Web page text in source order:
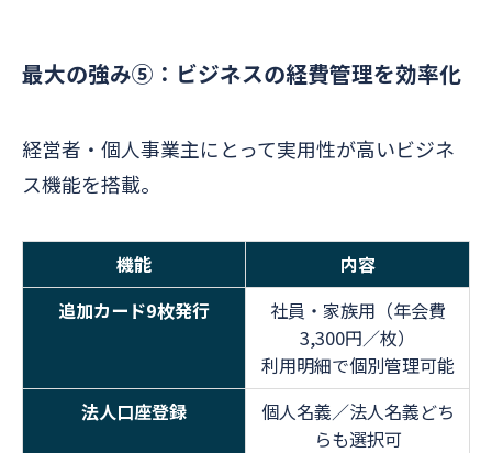
最大の強み⑤：ビジネスの経費管理を効率化
経営者・個人事業主にとって実用性が高いビジネ
ス機能を搭載。
機能
内容
追加カード9枚発行
社員・家族用（年会費
3,300円／枚）
利用明細で個別管理可能
法人口座登録
個人名義／法人名義どち
らも選択可